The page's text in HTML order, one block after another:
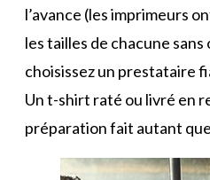
l’avance (les imprimeurs
les tailles de chacune
choisissez un prestataire
Un t-shirt raté ou livré en
préparation fait autant que